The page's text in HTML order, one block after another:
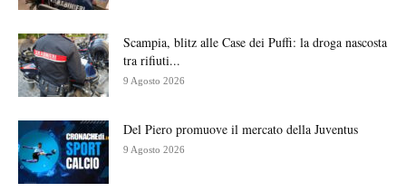
Scampia, blitz alle Case dei Puffi: la droga nascosta
tra rifiuti...
9 Agosto 2026
Del Piero promuove il mercato della Juventus
9 Agosto 2026